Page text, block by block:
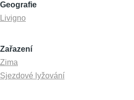
Geografie
Livigno
Zařazení
Zima
Sjezdové lyžování